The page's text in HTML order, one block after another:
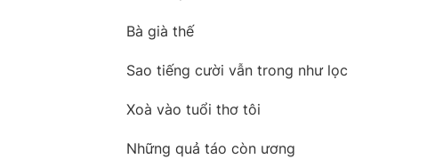
Bà già thế
Sao tiếng cười vẫn trong như lọc
Xoà vào tuổi thơ tôi
Những quả táo còn ương